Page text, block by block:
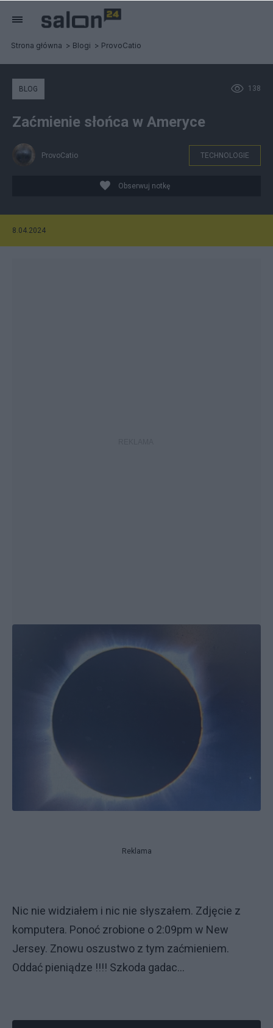
Strona główna Blogi ProvoCatio
138
BLOG
Zaćmienie słońca w Ameryce
ProvoCatio TECHNOLOGIE
Obserwuj notkę
8.04.2024
Reklama
Nic nie widziałem i nic nie słyszałem. Zdjęcie z
komputera. Ponoć zrobione o 2:09pm w New
Jersey. Znowu oszustwo z tym zaćmieniem.
Oddać pieniądze !!!! Szkoda gadac...